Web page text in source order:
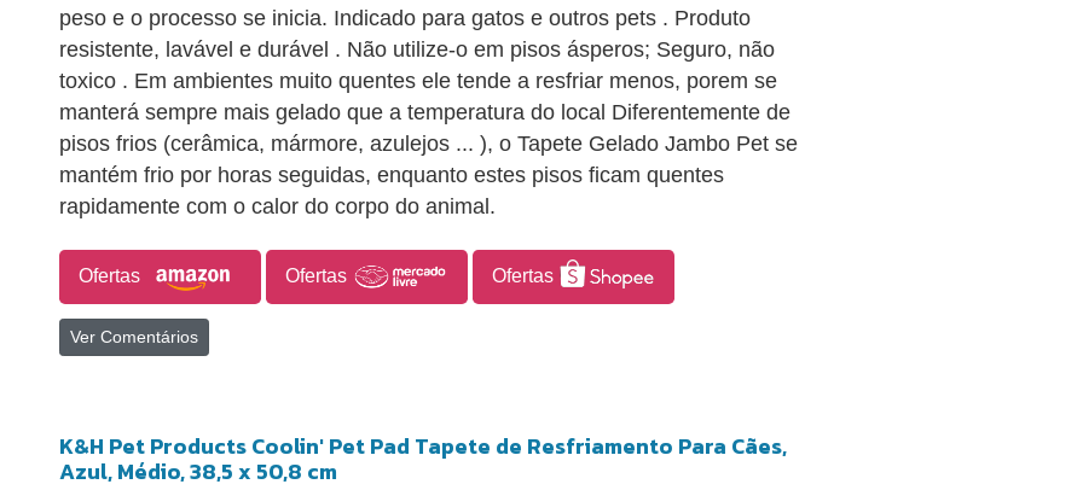
peso e o processo se inicia. Indicado para gatos e outros pets . Produto
resistente, lavável e durável . Não utilize-o em pisos ásperos; Seguro, não
toxico . Em ambientes muito quentes ele tende a resfriar menos, porem se
manterá sempre mais gelado que a temperatura do local Diferentemente de
pisos frios (cerâmica, mármore, azulejos ... ), o Tapete Gelado Jambo Pet se
mantém frio por horas seguidas, enquanto estes pisos ficam quentes
rapidamente com o calor do corpo do animal.
Ofertas Ofertas Ofertas
Ver Comentários
K&H Pet Products Coolin' Pet Pad Tapete de Resfriamento Para Cães,
Azul, Médio, 38,5 x 50,8 cm